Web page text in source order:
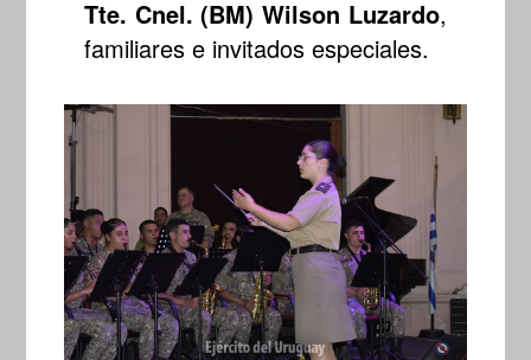
Tte. Cnel. (BM) Wilson Luzardo,
familiares e invitados especiales.